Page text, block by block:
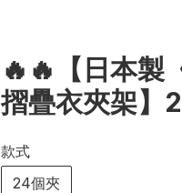
🔥🔥【日本製
摺疊衣夾架】
款式
24個夾